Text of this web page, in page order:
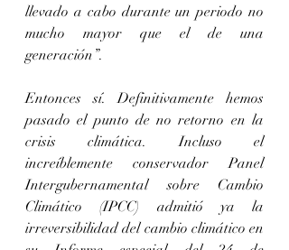
llevado a cabo durante un periodo no
mucho mayor que el de una
generación”.
Entonces sí. Definitivamente hemos
pasado el punto de no retorno en la
crisis climática. Incluso el
increíblemente conservador Panel
Intergubernamental sobre Cambio
Climático (IPCC) admitió ya la
irreversibilidad del cambio climático en